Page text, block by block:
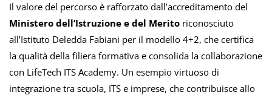
Il valore del percorso è rafforzato dall’accreditamento del
Ministero dell’Istruzione e del Merito riconosciuto
all’Istituto Deledda Fabiani per il modello 4+2, che certifica
la qualità della filiera formativa e consolida la collaborazione
con LifeTech ITS Academy. Un esempio virtuoso di
integrazione tra scuola, ITS e imprese, che contribuisce allo